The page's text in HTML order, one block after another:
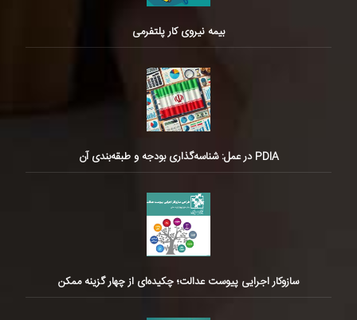
بیمه نیروی کار پلتفرمی
PDIA در عمل: شناسه‌گذاری بودجه و طبقه‌بندی آن
سازوکار اجرایی پیوست عدالت؛ چکیده‌ای از چهار گزینه ممکن